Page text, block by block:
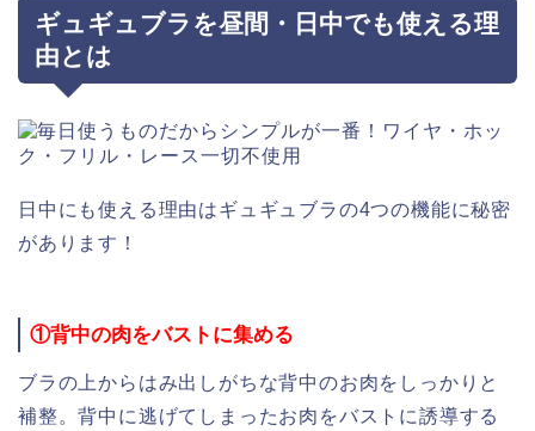
ギュギュブラを昼間・日中でも使える理
由とは
日中にも使える理由はギュギュブラの4つの機能に秘密
があります！
①背中の肉をバストに集める
ブラの上からはみ出しがちな背中のお肉をしっかりと
補整。背中に逃げてしまったお肉をバストに誘導する